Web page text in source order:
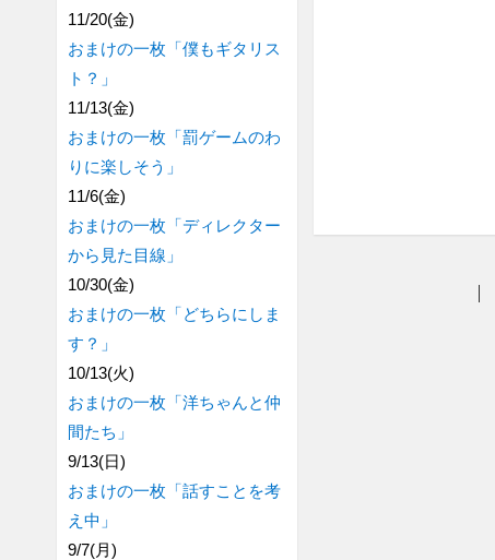
11/20(金)
おまけの一枚「僕もギタリス
ト？」
11/13(金)
おまけの一枚「罰ゲームのわ
りに楽しそう」
11/6(金)
おまけの一枚「ディレクター
から見た目線」
10/30(金)
おまけの一枚「どちらにしま
す？」
10/13(火)
おまけの一枚「洋ちゃんと仲
間たち」
9/13(日)
おまけの一枚「話すことを考
え中」
9/7(月)